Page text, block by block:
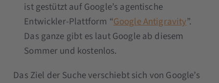
ist gestützt auf Google’s agentische
Entwickler-Plattform “Google Antigravity”.
Das ganze gibt es laut Google ab diesem
Sommer und kostenlos.
Das Ziel der Suche verschiebt sich von Google’s